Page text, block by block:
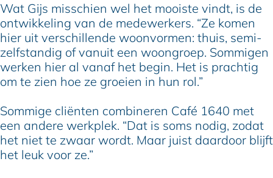
Wat Gijs misschien wel het mooiste vindt, is de
ontwikkeling van de medewerkers. “Ze komen
hier uit verschillende woonvormen: thuis, semi-
zelfstandig of vanuit een woongroep. Sommigen
werken hier al vanaf het begin. Het is prachtig
om te zien hoe ze groeien in hun rol.”
Sommige cliënten combineren Café 1640 met
een andere werkplek. “Dat is soms nodig, zodat
het niet te zwaar wordt. Maar juist daardoor blijft
het leuk voor ze.”